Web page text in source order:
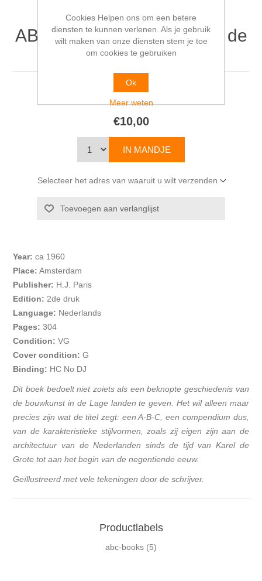
ABC van de Bouwstijlen in de
Nederlanden
F. A. J. VERMEULEN
€10,00
Selecteer het adres van waaruit u wilt verzenden
Year: ca 1960
Place: Amsterdam
Publisher: H.J. Paris
Edition: 2de druk
Language: Nederlands
Pages: 304
Condition: VG
Cover condition: G
Binding: HC No DJ
Dit boek bedoelt niet zoiets als een beknopte geschiedenis van
de bouwkunst in de Lage landen te geven. Het wil alleen maar
precies zijn wat de titel zegt: een A-B-C, een compendium dus,
van de karakteristieke stijlvormen, zoals zij eigen zijn aan de
architectuur van de Nederlanden sinds de tijd van Karel de
Grote tot aan het begin van de negentiende eeuw.
Geïllustreerd met vele tekeningen door de schrijver.
Productlabels
abc-books (5)
Cookies Helpen ons om een betere
diensten te kunnen verlenen. Als je gebruik
wilt maken van onze diensten stem je toe
om cookies te gebruiken
Ok
Meer weten